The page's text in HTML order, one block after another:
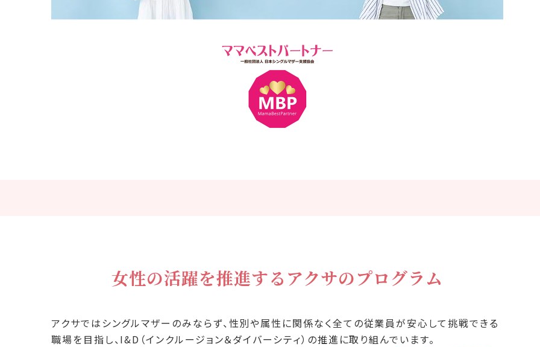
女性の活躍を推進する アクサのプログラム
アクサではシングルマザーのみならず、性別や属性に関係なく全ての従業員が安心して挑戦できる
職場を目指し、I&D（インクルージョン＆ダイバーシティ）の推進に取り組んでいます。